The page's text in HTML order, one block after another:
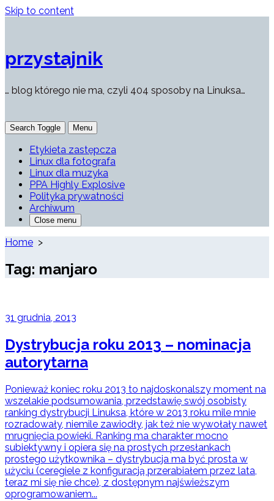
Skip to content
przystajnik
… blog którego nie ma, czyli 404 sposoby na Linuksa…
Search Toggle Menu
Etykieta zastępcza
Linux dla fotografa
Linux dla muzyka
PPA Highly Explosive
Polityka prywatności
Archiwum
Close menu
Home >
Tag: manjaro
31 grudnia, 2013
Dystrybucja roku 2013 – nominacja
autorytarna
Ponieważ koniec roku 2013 to najdoskonalszy moment na
wszelakie podsumowania, przedstawię swój osobisty
ranking dystrybucji Linuksa, które w 2013 roku mile mnie
rozradowały, niemile zawiodły, jak też nie wywołały nawet
mrugnięcia powieki. Ranking ma charakter mocno
subiektywny i opiera się na prostych przesłankach
prostego użytkownika – dystrybucja ma być prosta w
użyciu (ceregiele z konfiguracją przerabiałem przez lata,
teraz mi się nie chce), z dostępnym najświeższym
oprogramowaniem...